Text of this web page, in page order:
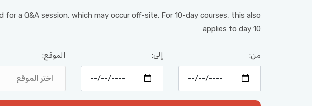
for a Q&A session, which may occur off-site. For 10-day courses, this also
applies to day 10
من: إلى: الموقع: